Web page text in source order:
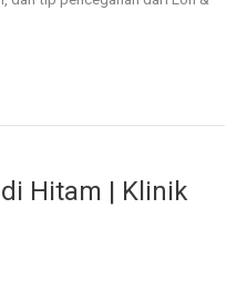
Hitam | Klinik